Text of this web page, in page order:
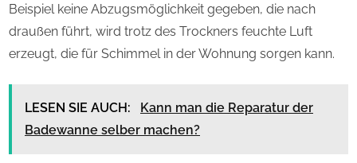
Beispiel keine Abzugsmöglichkeit gegeben, die nach
draußen führt, wird trotz des Trockners feuchte Luft
erzeugt, die für Schimmel in der Wohnung sorgen kann.
LESEN SIE AUCH:
Kann man die Reparatur der
Badewanne selber machen?